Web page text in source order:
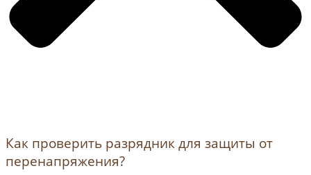
Как проверить разрядник для защиты от
перенапряжения?